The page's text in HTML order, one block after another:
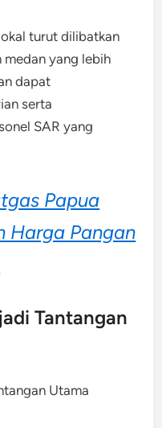
turut dilibatkan
medan yang lebih
dapat
serta
SAR yang
Papua
Harga Pangan
Tantangan